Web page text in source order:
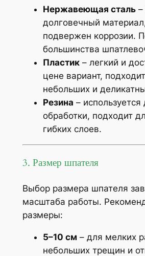
Нержавеющая сталь–
долговечный
подвержен коррозии.
большинства
Пластик– легкий и
цене вариант,
небольших и
Резина –
обработки, подходит
гибких слоев.
3. Размер шпателя
Выбор размера шпателя
масштаба работы.
размеры:
5–10 см – для мелких
небольших трещин и